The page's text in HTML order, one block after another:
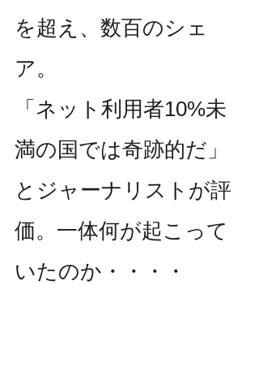
を超え、数百のシェ
ア。
「ネット利用者10%未
満の国では奇跡的だ」
とジャーナリストが評
価。一体何が起こって
いたのか・・・・